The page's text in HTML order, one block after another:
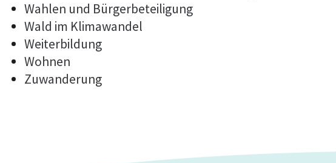
Wahlen und Bürgerbeteiligung
Wald im Klimawandel
Weiterbildung
Wohnen
Zuwanderung